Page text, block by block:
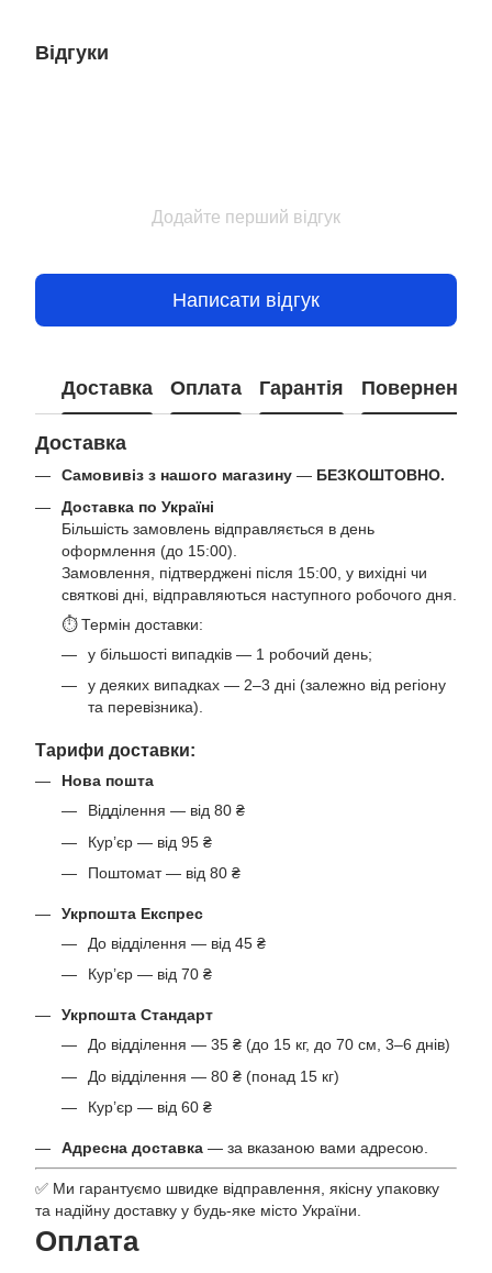
Відгуки
Додайте перший відгук
Написати відгук
Доставка Оплата Гарантія Повернення
Доставка
Самовивіз з нашого магазину — БЕЗКОШТОВНО.
Доставка по Україні
Більшість замовлень відправляється в день
оформлення (до 15:00).
Замовлення, підтверджені після 15:00, у вихідні чи
святкові дні, відправляються наступного робочого дня.
⏱ Термін доставки:
у більшості випадків — 1 робочий день;
у деяких випадках — 2–3 дні (залежно від регіону
та перевізника).
Тарифи доставки:
Нова пошта
Відділення — від 80 ₴
Кур’єр — від 95 ₴
Поштомат — від 80 ₴
Укрпошта Експрес
До відділення — від 45 ₴
Кур’єр — від 70 ₴
Укрпошта Стандарт
До відділення — 35 ₴ (до 15 кг, до 70 см, 3–6 днів)
До відділення — 80 ₴ (понад 15 кг)
Кур’єр — від 60 ₴
Адресна доставка — за вказаною вами адресою.
✅ Ми гарантуємо швидке відправлення, якісну упаковку
та надійну доставку у будь-яке місто України.
Оплата